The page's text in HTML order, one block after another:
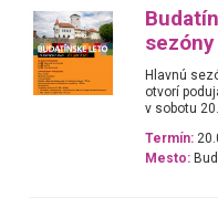
sezóny
Hlavnú
otvorí
v sobotu
Termín:
Mesto: